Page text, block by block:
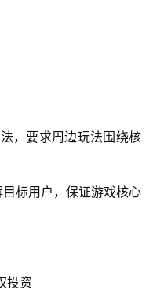
，要求周边玩法围绕核
标用户，保证游戏核心
投资